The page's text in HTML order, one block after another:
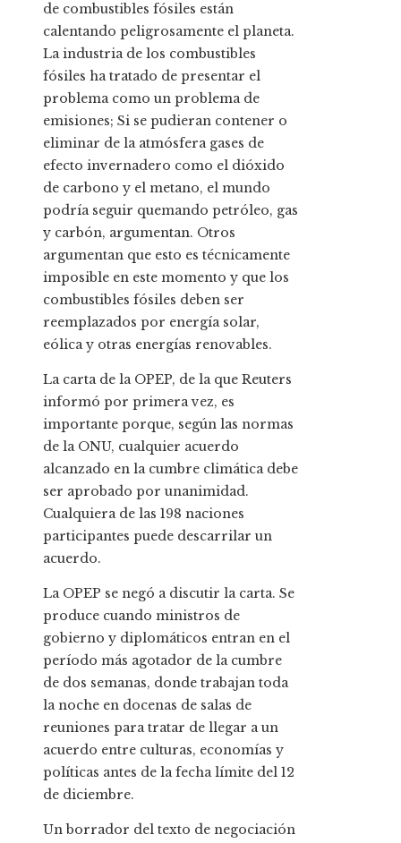
de combustibles fósiles están
calentando peligrosamente el planeta.
La industria de los combustibles
fósiles ha tratado de presentar el
problema como un problema de
emisiones; Si se pudieran contener o
eliminar de la atmósfera gases de
efecto invernadero como el dióxido
de carbono y el metano, el mundo
podría seguir quemando petróleo, gas
y carbón, argumentan. Otros
argumentan que esto es técnicamente
imposible en este momento y que los
combustibles fósiles deben ser
reemplazados por energía solar,
eólica y otras energías renovables.
La carta de la OPEP, de la que Reuters
informó por primera vez, es
importante porque, según las normas
de la ONU, cualquier acuerdo
alcanzado en la cumbre climática debe
ser aprobado por unanimidad.
Cualquiera de las 198 naciones
participantes puede descarrilar un
acuerdo.
La OPEP se negó a discutir la carta. Se
produce cuando ministros de
gobierno y diplomáticos entran en el
período más agotador de la cumbre
de dos semanas, donde trabajan toda
la noche en docenas de salas de
reuniones para tratar de llegar a un
acuerdo entre culturas, economías y
políticas antes de la fecha límite del 12
de diciembre.
Un borrador del texto de negociación